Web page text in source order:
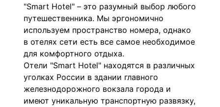
"Smart Hotel" – это разумный выбор любого
путешественника. Мы эргономично
используем пространство номера, однако
в отелях сети есть все самое необходимое
для комфортного отдыха.
Отели "Smart Hotel" находятся в различных
уголках России в здании главного
железнодорожного вокзала города и
имеют уникальную транспортную развязку,